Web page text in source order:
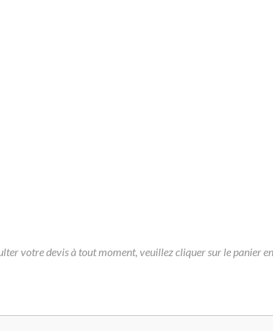
votre devis à tout moment, veuillez cliquer sur le panier